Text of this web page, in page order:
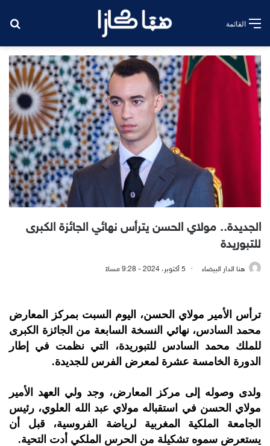
القائمة
الجديدة.. مولاي الحسن يترأس نهائي الجائزة الكبرى
للتبوريدة
هنا الدار البيضاء 5 أكتوبر، 2024 - 9:28 مساءً
ترأس الأمير مولاي الحسن، اليوم السبت بمركز المعارض
محمد السادس، نهائي النسخة السابعة من الجائزة الكبرى
للملك محمد السادس للتبوريدة، التي نظمت في إطار
الدورة الخامسة عشرة لمعرض الفرس للجديدة.
ولدى وصوله إلى مركز المعارض، وجد ولي العهد الأمير
مولاي الحسن في استقباله مولاي عبد الله العلوي، رئيس
الجامعة الملكية المغربية لرياضة الفروسية، قبل أن
يستعرض سموه تشكيلة من الحرس الملكي أدت التحية.